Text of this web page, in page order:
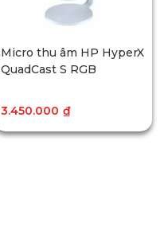
Micro thu âm HP HyperX
QuadCast S RGB
3.450.000 ₫